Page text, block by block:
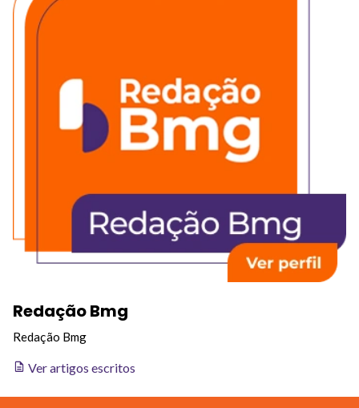
Redação Bmg
Redação Bmg
Ver artigos escritos